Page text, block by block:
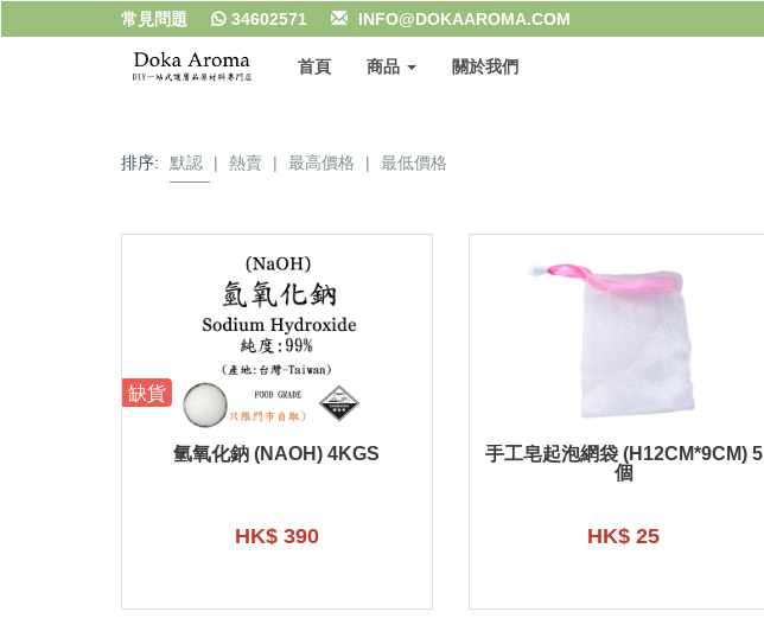
常見問題 34602571 INFO@DOKAAROMA.COM
首頁 商品 關於我們
排序: 默認 | 熱賣 | 最高價格 | 最低價格
缺貨
氫氧化鈉 (NAOH) 4KGS
HK$ 390
手工皂起泡網袋 (H12CM*9CM) 5
個
HK$ 25